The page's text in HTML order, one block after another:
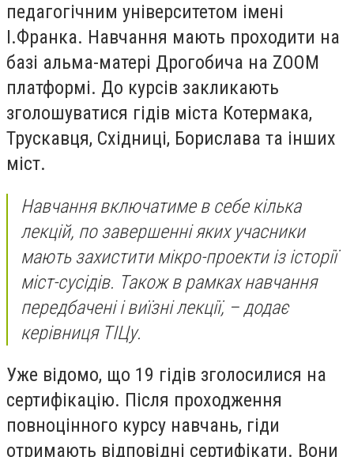
педагогічним університетом імені
І.Франка. Навчання мають проходити на
базі альма-матері Дрогобича на ZOOM
платформі. До курсів закликають
зголошуватися гідів міста Котермака,
Трускавця, Східниці, Борислава та інших
міст.
Навчання включатиме в себе кілька
лекцій, по завершенні яких учасники
мають захистити мікро-проекти із історії
міст-сусідів. Також в рамках навчання
передбачені і виїзні лекції, – додає
керівниця ТІЦу.
Уже відомо, що 19 гідів зголосилися на
сертифікацію. Після проходження
повноцінного курсу навчань, гіди
отримають відповідні сертифікати. Вони